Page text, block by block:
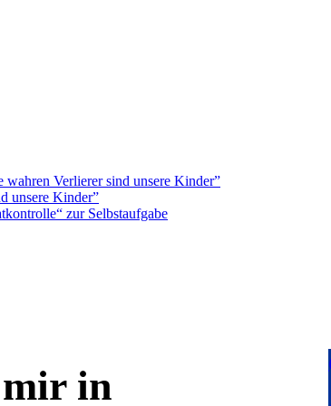
Verlierer sind unsere Kinder”
unsere Kinder”
zur Selbstaufgabe
in